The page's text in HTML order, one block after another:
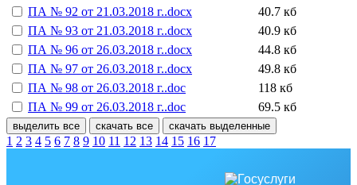
ПА № 92 от 21.03.2018 г..docx
40.7 кб
ПА № 93 от 21.03.2018 г..docx
40.9 кб
ПА № 96 от 26.03.2018 г..docx
44.8 кб
ПА № 97 от 26.03.2018 г..docx
49.8 кб
ПА № 98 от 26.03.2018 г..doc
118 кб
ПА № 99 от 26.03.2018 г..doc
69.5 кб
выделить все скачать все скачать выделенные
1 2 3 4 5 6 7 8 9 10 11 12 13 14 15 16 17